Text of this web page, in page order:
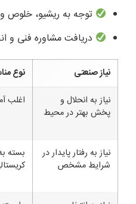
توجه به ریشیو، خلوص
دریافت مشاوره فنی و
نیاز صنعتی نوع
نیاز به انحلال و
پخش بهتر در محیط
اغلب
نیاز به رفتار پایدار در
شرایط مشخص
بسته